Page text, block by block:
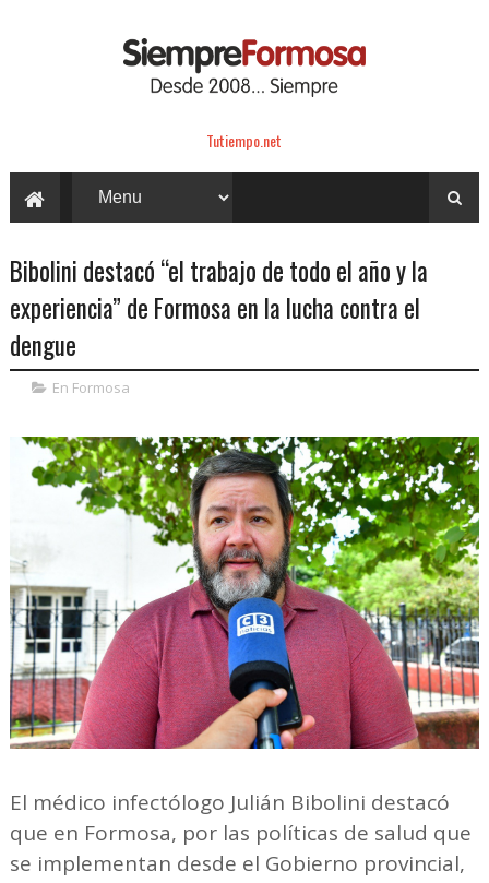
Tutiempo.net
Bibolini destacó “el trabajo de todo el año y la
experiencia” de Formosa en la lucha contra el
dengue
En Formosa
El médico infectólogo Julián Bibolini destacó
que en Formosa, por las políticas de salud que
se implementan desde el Gobierno provincial,